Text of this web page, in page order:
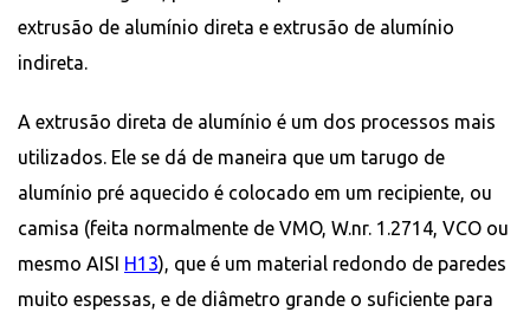
extrusão de alumínio direta e extrusão de alumínio
indireta.
A extrusão direta de alumínio é um dos processos mais
utilizados. Ele se dá de maneira que um tarugo de
alumínio pré aquecido é colocado em um recipiente, ou
camisa (feita normalmente de VMO, W.nr. 1.2714, VCO ou
mesmo AISI H13), que é um material redondo de paredes
muito espessas, e de diâmetro grande o suficiente para